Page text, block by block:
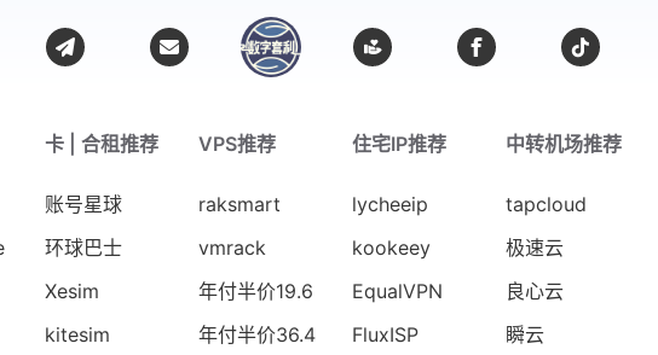
卡 | 合租推荐
账号星球
环球巴士
Xesim
kitesim
VPS推荐
raksmart
vmrack
年付半价19.6
年付半价36.4
住宅IP推荐
lycheeip
kookeey
EqualVPN
FluxISP
中转机场推荐
tapcloud
极速云
良心云
瞬云